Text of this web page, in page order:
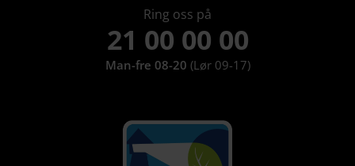
Ring oss på
21 00 00 00
Man-fre 08-20 (Lør 09-17)